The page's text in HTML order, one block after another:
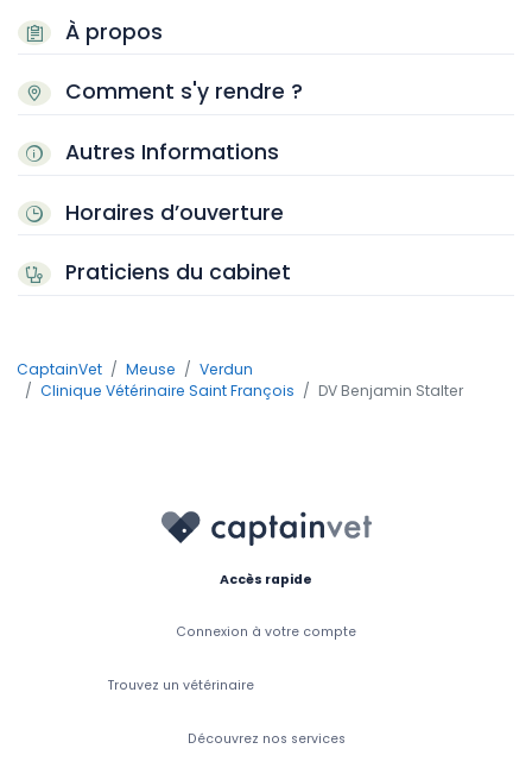
À propos
Comment s'y rendre ?
Autres Informations
Horaires d’ouverture
Praticiens du cabinet
CaptainVet Meuse
Verdun
Clinique Vétérinaire Saint François
DV Benjamin Stalter
Accès rapide
Connexion à votre compte
Trouvez un vétérinaire
Découvrez nos services